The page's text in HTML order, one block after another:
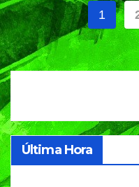
de
1
Última Hora